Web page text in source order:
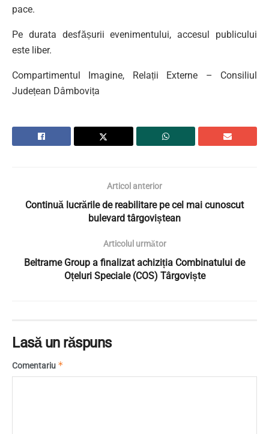
pace.
Pe durata desfășurii evenimentului, accesul publicului
este liber.
Compartimentul Imagine, Relații Externe – Consiliul
Județean Dâmbovița
Articol anterior
Continuă lucrările de reabilitare pe cel mai cunoscut
bulevard târgoviștean
Articolul următor
Beltrame Group a finalizat achiziția Combinatului de
Oțeluri Speciale (COS) Târgoviște
Lasă un răspuns
Comentariu *